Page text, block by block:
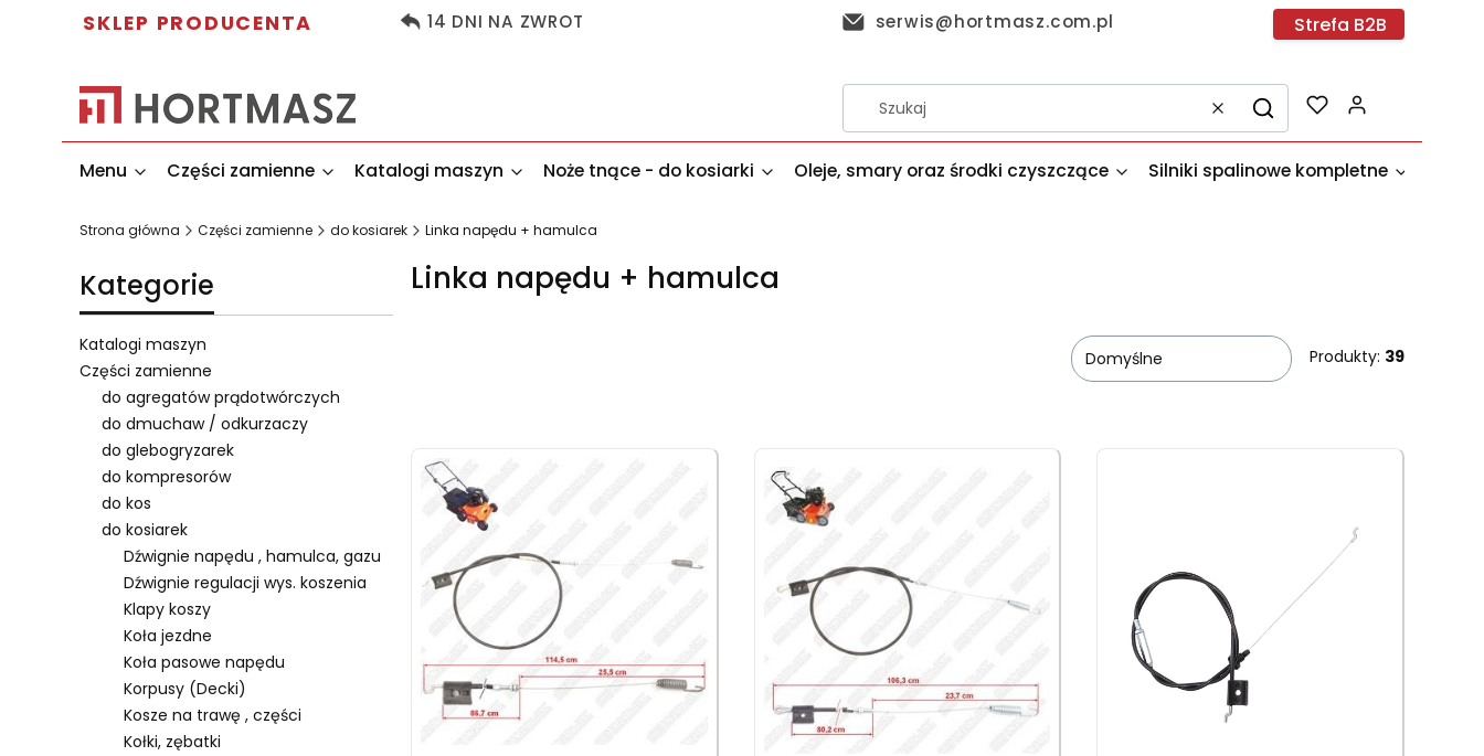
SKLEP PRODUCENTA 14 DNI NA ZWROT serwis@hortmasz.com.pl Strefa B2B
WyczyśćSzukaj
Menu Części zamienne Katalogi maszyn Noże tnące - do kosiarki Oleje, smary oraz środki czyszczące Silniki spalinowe kompletne
Strona główna Części zamienne do kosiarek Linka napędu + hamulca
Kategorie
Katalogi maszyn
Części zamienne
do agregatów prądotwórczych
do dmuchaw / odkurzaczy
do glebogryzarek
do kompresorów
do kos
do kosiarek
Dźwignie napędu , hamulca, gazu
Dźwignie regulacji wys. koszenia
Klapy koszy
Koła jezdne
Koła pasowe napędu
Korpusy (Decki)
Kosze na trawę , części
Kołki, zębatki
Linka napędu + hamulca
Domyślne Produkty: 39